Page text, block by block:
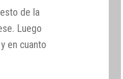
de la
Luego
en cuanto